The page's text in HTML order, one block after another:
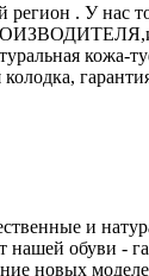
. У нас
кожа-
и
обуви -
новых